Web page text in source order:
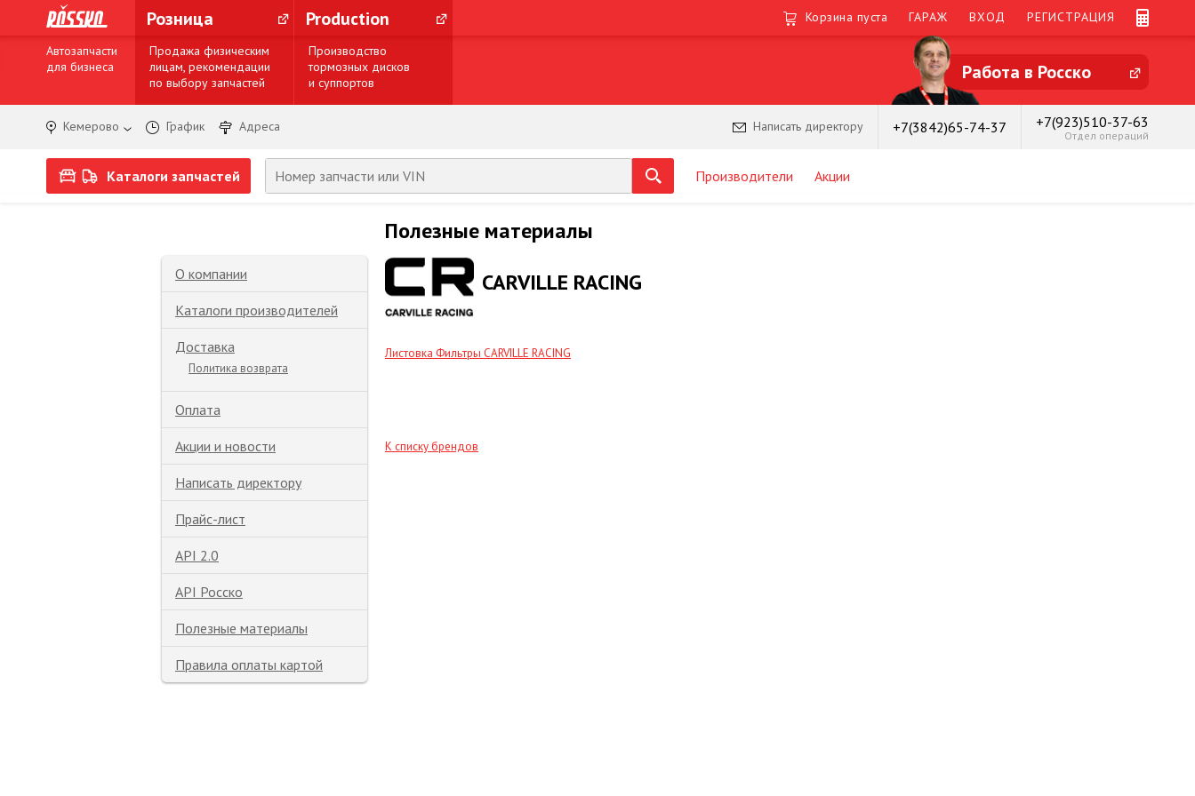
Розница Production Корзина пуста ГАРАЖ ВХОД РЕГИСТРАЦИЯ
Автозапчасти
для бизнеса
Продажа физическим
лицам, рекомендации
по выбору запчастей
Производство
тормозных дисков
и суппортов
Работа в Росско
Кемерово График Адреса Написать директору +7(3842)65-74-37 +7(923)510-37-63
Отдел операций
Каталоги запчастей Производители Акции
О компании
Каталоги производителей
Доставка
Политика возврата
Оплата
Акции и новости
Написать директору
Прайс-лист
API 2.0
API Росско
Полезные материалы
Правила оплаты картой
Полезные материалы
CARVILLE RACING
Листовка Фильтры CARVILLE RACING
К списку брендов